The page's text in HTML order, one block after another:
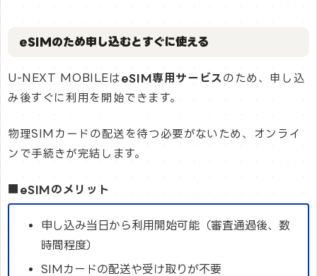
eSIMのため申し込むとすぐに使える
U-NEXT MOBILEは eSIM専用サービス のため、申し込
み後すぐに利用を開始できます。
物理SIMカードの配送を待つ必要がないため、オンライ
ンで手続きが完結します。
■eSIMのメリット
申し込み当日から利用開始可能（審査通過後、数
時間程度）
SIMカードの配送や受け取りが不要